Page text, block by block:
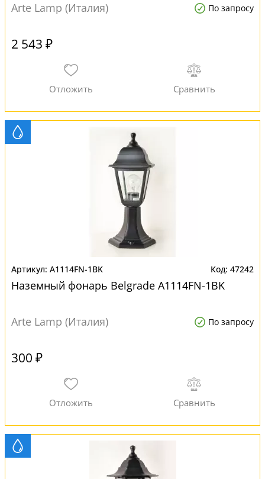
Arte Lamp (Италия) По запросу
2 543 ₽
A1114FN-1BK 47242
Наземный фонарь Belgrade A1114FN-1BK
Arte Lamp (Италия) По запросу
300 ₽